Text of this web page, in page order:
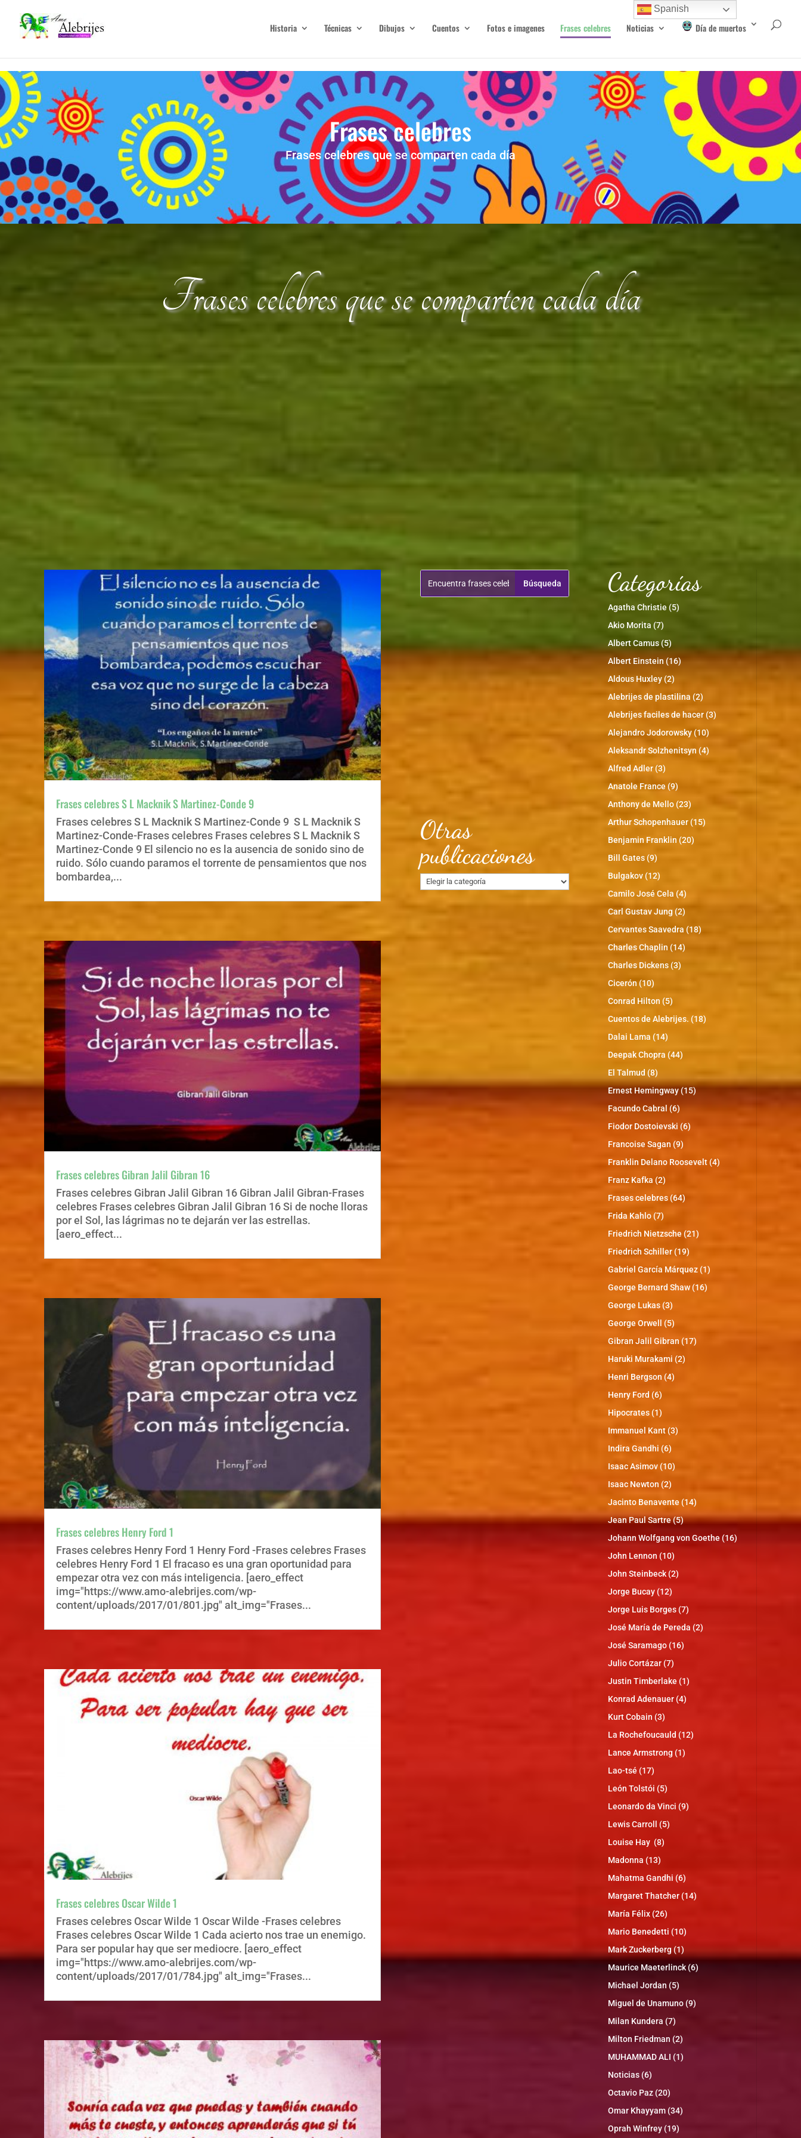
Historia Técnicas Dibujos Cuentos Fotos e imagenes Frases celebres Noticias Día de muertos
Frases celebres
Frases celebres que se comparten cada día
Frases celebres que se comparten cada día
Frases celebres S L Macknik S Martinez-Conde 9
Frases celebres S L Macknik S Martinez-Conde 9 S L Macknik S
Martinez-Conde-Frases celebres Frases celebres S L Macknik S
Martinez-Conde 9 El silencio no es la ausencia de sonido sino de
ruido. Sólo cuando paramos el torrente de pensamientos que nos
bombardea,...
Frases celebres Gibran Jalil Gibran 16
Frases celebres Gibran Jalil Gibran 16 Gibran Jalil Gibran-Frases
celebres Frases celebres Gibran Jalil Gibran 16 Si de noche lloras
por el Sol, las lágrimas no te dejarán ver las estrellas.
[aero_effect...
Frases celebres Henry Ford 1
Frases celebres Henry Ford 1 Henry Ford -Frases celebres Frases
celebres Henry Ford 1 El fracaso es una gran oportunidad para
empezar otra vez con más inteligencia. [aero_effect
img="https://www.amo-alebrijes.com/wp-
content/uploads/2017/01/801.jpg" alt_img="Frases...
Frases celebres Oscar Wilde 1
Frases celebres Oscar Wilde 1 Oscar Wilde -Frases celebres
Frases celebres Oscar Wilde 1 Cada acierto nos trae un enemigo.
Para ser popular hay que ser mediocre. [aero_effect
img="https://www.amo-alebrijes.com/wp-
content/uploads/2017/01/784.jpg" alt_img="Frases...
Otras
publicaciones
Otras
publicaciones
Categorías
Agatha Christie (5)
Akio Morita (7)
Albert Camus(5)
Albert Einstein (16)
Aldous Huxley(2)
Alebrijes de plastilina (2)
Alebrijes faciles de hacer (3)
Alejandro Jodorowsky(10)
Aleksandr Solzhenitsyn (4)
Alfred Adler(3)
Anatole France (9)
Anthony de Mello(23)
Arthur Schopenhauer(15)
Benjamin Franklin (20)
Bill Gates(9)
Bulgakov(12)
Camilo José Cela (4)
Carl Gustav Jung(2)
Cervantes Saavedra (18)
Charles Chaplin (14)
Charles Dickens(3)
Cicerón (10)
Conrad Hilton (5)
Cuentos de Alebrijes. (18)
Dalai Lama (14)
Deepak Chopra (44)
El Talmud (8)
Ernest Hemingway(15)
Facundo Cabral (6)
Fiodor Dostoievski (6)
Francoise Sagan (9)
Franklin Delano Roosevelt(4)
Franz Kafka (2)
Frases celebres(64)
Frida Kahlo(7)
Friedrich Nietzsche (21)
Friedrich Schiller(19)
Gabriel García Márquez(1)
George Bernard Shaw(16)
George Lukas(3)
George Orwell
(5)
Gibran Jalil Gibran (17)
Haruki Murakami (2)
Henri Bergson (4)
Henry Ford (6)
Hipocrates(1)
Immanuel Kant (3)
Indira Gandhi (6)
Isaac Asimov(10)
Isaac Newton (2)
Jacinto Benavente (14)
Jean Paul Sartre(5)
Johann Wolfgang von Goethe (16)
John Lennon (10)
John Steinbeck(2)
Jorge Bucay (12)
Jorge Luis Borges(7)
José María de Pereda (2)
José Saramago (16)
Julio Cortázar (7)
Justin Timberlake (1)
Konrad Adenauer (4)
Kurt Cobain (3)
La Rochefoucauld (12)
Lance Armstrong (1)
Lao-tsé (17)
León Tolstói (5)
Leonardo da Vinci (9)
Lewis Carroll
(5)
Louise Hay (8)
Madonna (13)
Mahatma Gandhi (6)
Margaret Thatcher(14)
María Félix (26)
Mario Benedetti (10)
Mark Zuckerberg (1)
Maurice Maeterlinck(6)
Michael Jordan (5)
Miguel de Unamuno (9)
Milan Kundera (7)
Milton Friedman (2)
MUHAMMAD ALI (1)
Noticias (6)
Octavio Paz (20)
Omar Khayyam (34)
Oprah Winfrey (19)
Spanish